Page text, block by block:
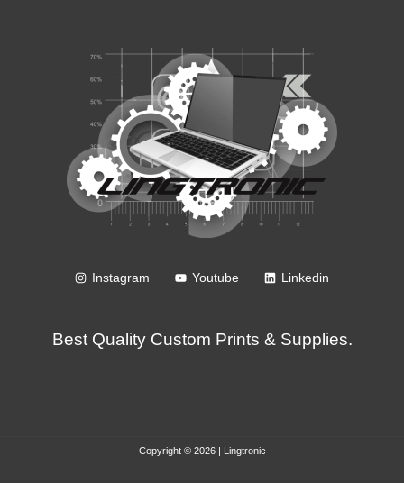
Instagram Youtube Linkedin
Best Quality Custom Prints & Supplies.
Copyright © 2026 | Lingtronic